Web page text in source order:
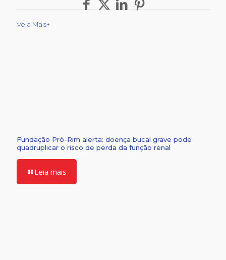
Veja Mais+
Fundação Pró-Rim alerta: doença bucal grave pode
quadruplicar o risco de perda da função renal
Leia mais